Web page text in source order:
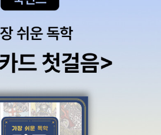
한 작가. 내가 좋아하는건 셜리 시리즈
!>과 <셜리야, 물가에 가지 마!> 현실과
가 환상적이다. 검피 아저씨 시리즈에서
옹기종기 모이는이와사키 치히로말이
에서도 프로메테우스 출판사에서 나온
트!리스베트 츠베르거리스베트 츠베르거,
츠베르거, .. 아무튼. 이 작가의 책도 외
다. 글이 많은 책들이긴 하지만, 환상적